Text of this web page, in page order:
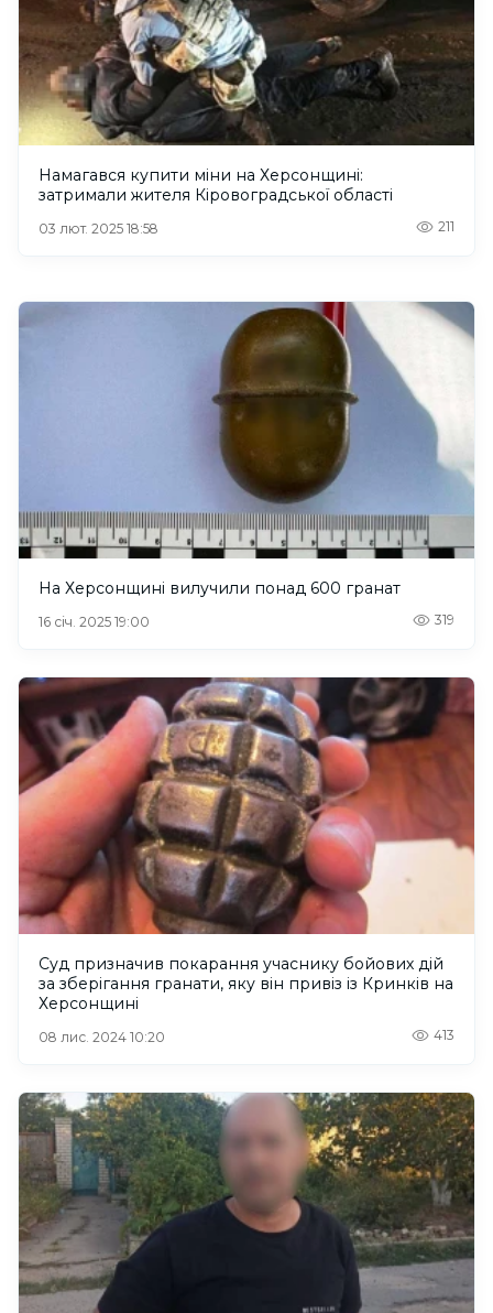
Намагався купити міни на Херсонщині:
затримали жителя Кіровоградської області
03 лют. 2025 18:58 211
На Херсонщині вилучили понад 600 гранат
16 січ. 2025 19:00 319
Суд призначив покарання учаснику бойових дій
за зберігання гранати, яку він привіз із Кринків на
Херсонщині
08 лис. 2024 10:20 413